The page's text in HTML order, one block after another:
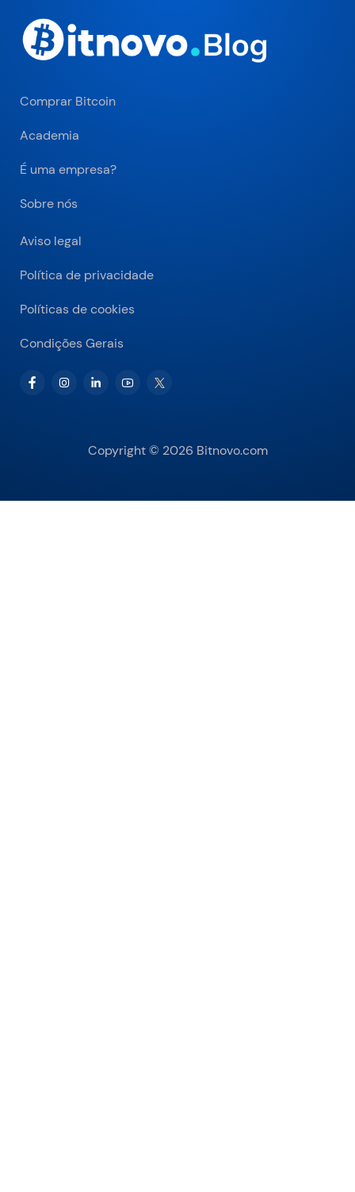
Comprar Bitcoin
Academia
É uma empresa?
Sobre nós
Aviso legal
Política de privacidade
Políticas de cookies
Condições Gerais
Copyright © 2026 Bitnovo.com